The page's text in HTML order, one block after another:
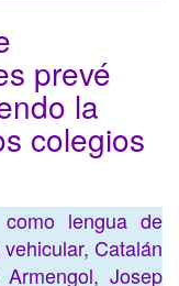
prevé
la
colegios
como lengua de
,Catalán
, Josep